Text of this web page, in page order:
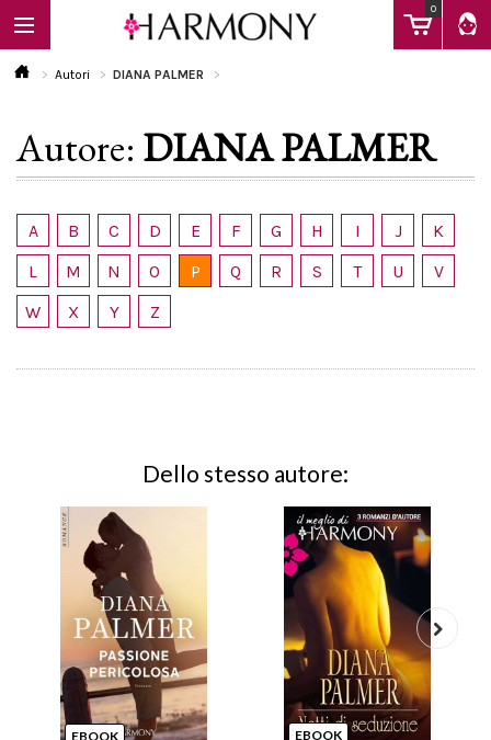
0
EBOOK
LIBRI
Calendario
Autori DIANA PALMER
Autore: DIANA PALMER
A B C D E F G H I J
K
L
M N O P Q R S T U
V
W
X Y Z
Dello stesso autore:
EBOOK EBOOK
Next